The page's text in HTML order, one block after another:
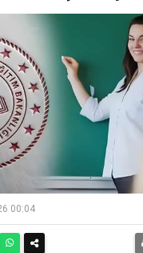
00:04